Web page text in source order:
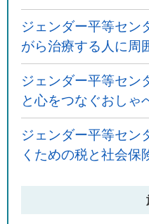
ジェンダー平等セン
がら治療する人に周
ジェンダー平等セン
と心をつなぐおしゃ
ジェンダー平等セン
くための税と社会保